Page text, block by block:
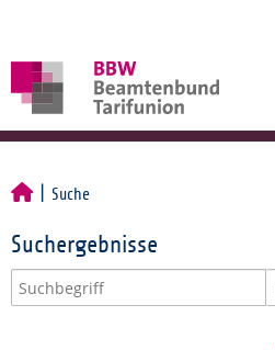
Suche
Suchergebnisse